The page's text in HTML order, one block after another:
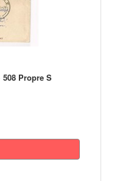
508 Propre S